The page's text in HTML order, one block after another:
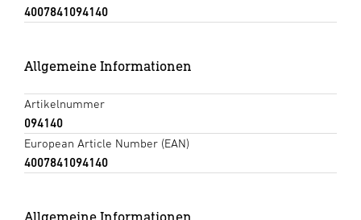
4007841094140
Allgemeine Informationen
Artikelnummer
094140
European Article Number (EAN)
4007841094140
Allgemeine Informationen